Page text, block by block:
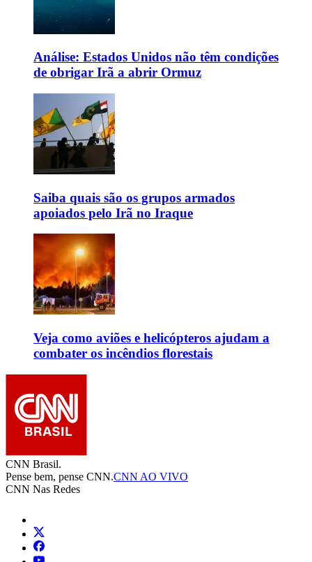
Análise: Estados Unidos não têm condições
de obrigar Irã a abrir Ormuz
Saiba quais são os grupos armados
apoiados pelo Irã no Iraque
Veja como aviões e helicópteros ajudam a
combater os incêndios florestais
CNN Brasil.
Pense bem, pense CNN.CNN AO VIVO
CNN Nas Redes